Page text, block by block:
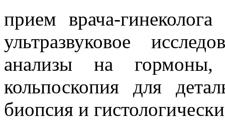
прием врача-
ультразвуковое
анализы на
кольпоскопия для
биопсия и